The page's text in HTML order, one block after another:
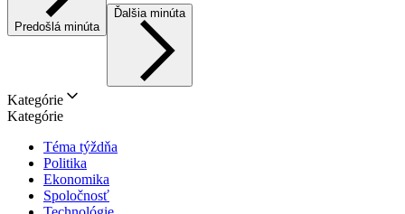
Predošlá minúta
Ďalšia minúta
Kategórie
Kategórie
Téma týždňa
Politika
Ekonomika
Spoločnosť